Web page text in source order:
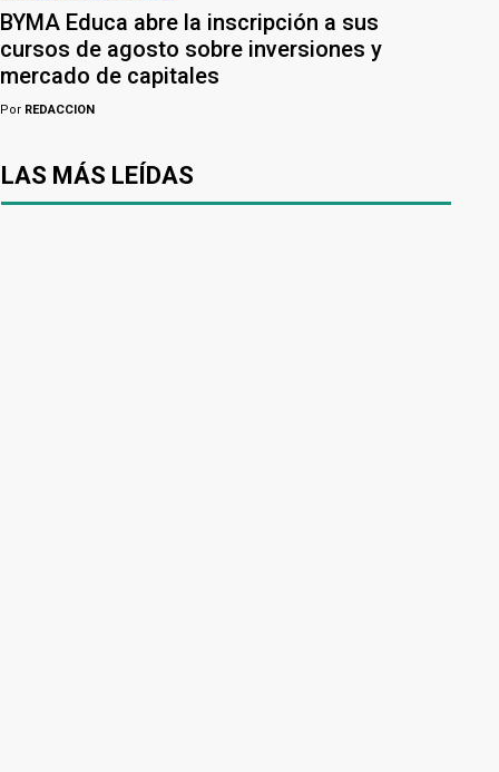
BYMA Educa abre la inscripción a sus
cursos de agosto sobre inversiones y
mercado de capitales
Por REDACCION
LAS MÁS LEÍDAS